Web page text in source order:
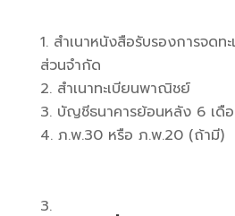
สำเนาหนังสือรับรองการจด
ส่วนจำกัด
สำเนาทะเบียนพาณิชย์
บัญชีธนาคารย้อนหลัง 6 เดื
ภ.พ.30 หรือ ภ.พ.20 (ถ้ามี)